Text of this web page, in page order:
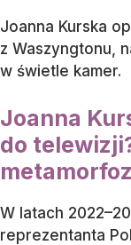
Joanna Kurska
z Waszyngtonu,
w świetle kamer.
Joanna
do
W latach
reprezentanta